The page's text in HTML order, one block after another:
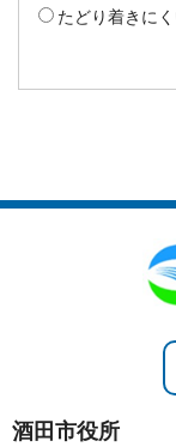
たどり着きに
酒田市役所